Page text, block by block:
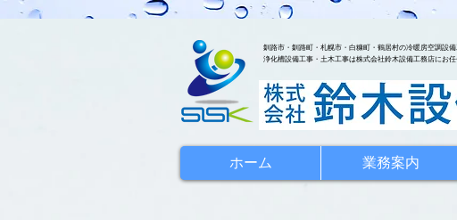
釧路市・釧路町・札幌市・白糠町・鶴居村の冷暖房空調設
浄化槽設備工事・土木工事は株式会社鈴木設備工務店にお
ホーム 業務案内